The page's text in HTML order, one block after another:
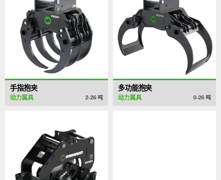
手指抱夹
动力属具 2-26 吨
多功能抱夹
动力属具 0-26 吨